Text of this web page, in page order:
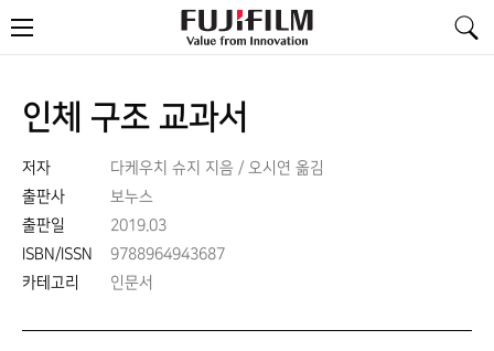
메
뉴
인체 구조 교과서
저자
다케우치 슈지 지음 / 오시연 옮김
출판사
보누스
출판일
2019.03
ISBN/ISSN
9788964943687
카테고리
인문서